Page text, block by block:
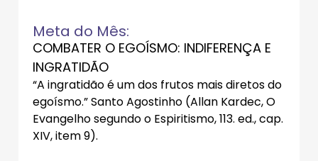
Meta do Mês:
COMBATER O EGOÍSMO: INDIFERENÇA E
INGRATIDÃO
“A ingratidão é um dos frutos mais diretos do
egoísmo.” Santo Agostinho (Allan Kardec, O
Evangelho segundo o Espiritismo, 113. ed., cap.
XIV, item 9).